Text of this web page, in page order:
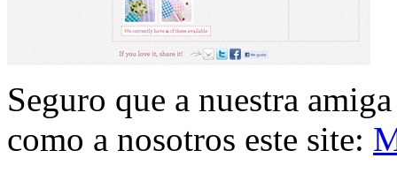
Seguro que a nuestra
como a nosotros este site: